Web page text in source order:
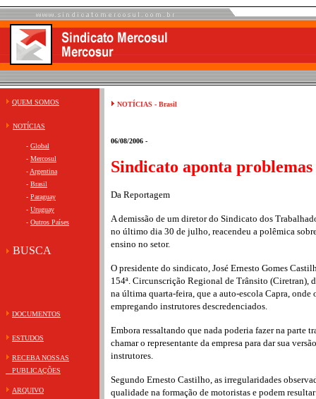
QUEM SOMOS
NOTÍCIAS
- Global
- Mercosul
- Argentina
- Brasil
- Paraguay
- Uruguay
- Outros Países
BUSCA
DOCUMENTOS
ESTUDOS
RECEBA NOSSAS
PUBLICAÇÕES
ARQUIVO
NOTÍCIAS - Brasil
06/08/2006 -
Sindicato aponta problemas
Da Reportagem
A demissão de um diretor do Sindicato dos
no último dia 30 de julho, reacendeu a polêmica
ensino no setor.
O presidente do sindicato, José Ernesto Gomes
154ª. Circunscrição Regional de Trânsito (Ciretran),
na última quarta-feira, que a auto-escola Capra,
empregando instrutores descredenciados.
Embora ressaltando que nada poderia fazer na parte
chamar o representante da empresa para dar sua
instrutores.
Segundo Ernesto Castilho, as irregularidades
qualidade na formação de motoristas e podem